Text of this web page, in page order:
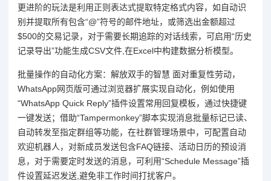
更进阶的玩法是利用正则表达式提取特定格式内容，如自动识
别并提取所有包含“@”符号的邮件地址，或筛选出金额超过
$500的交易记录，对于需要长期追踪的对话线索，可启用“历史
记录导出”功能生成CSV文件,在Excel中构建数据分析模型。
批量操作的自动化方案：解放双手的智慧 面对重复性劳动，
WhatsApp网页版可通过浏览器扩展实现自动化，例如使用
“WhatsApp Quick Reply”插件设置常用回复模板，通过快捷键
一键发送；借助“Tampermonkey”脚本实现消息批量标记已读、
自动转发至指定群组等功能，在社群管理场景中，可配置自动
欢迎机器人，对新成员发送包含FAQ链接、活动日历的预设消
息，对于需要定时发送的消息，可利用“Schedule Message”插
件设置延迟发送,避免非工作时间打扰客户。